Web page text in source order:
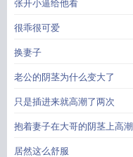
张开小逼给他看
很乖很可爱
换妻子
老公的阴茎为什么变大了
只是插进来就高潮了两次
抱着妻子在大哥的阴茎上高潮
居然这么舒服